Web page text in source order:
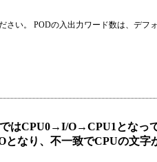
い。 PODの入出力ワード数は、デフ
はCPU0→I/O→CPU1となっ
なり、不一致でCPUの文字